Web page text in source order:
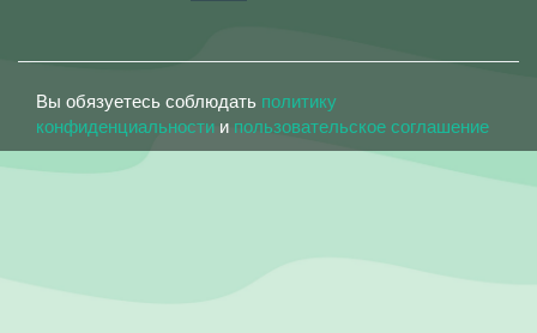
Вы обязуетесь соблюдать политику
конфиденциальности и пользовательское соглашение